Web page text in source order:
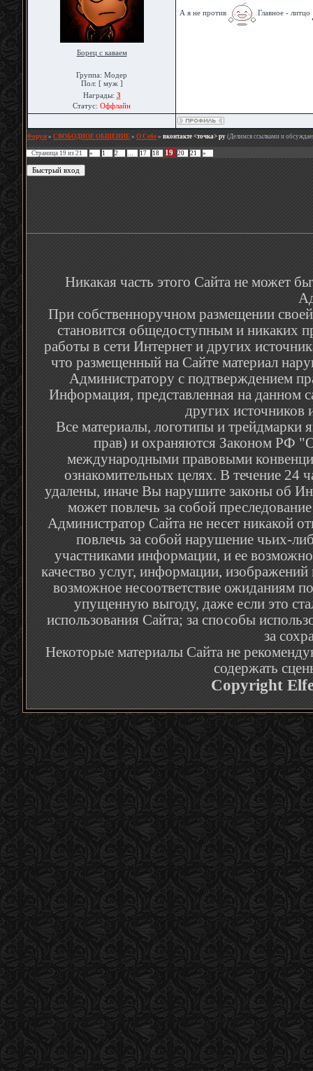
Борец с каваем
Группа: Модер
Пол: [ муж ]
Награды: 3
Статус: Оффлайн
А я не против Главное - литцо
Форум » СВОБОДНОЕ ОБЩЕНИЕ » О Себе » вконтакте <точка> ру (Делимся ссылками и
Страница 19 из 21 « 1 2 … 17 18 19 20 21 »
Никакая часть этого Сайта не может
При собственноручном размещении
становится общедоступным и никаких
работы в сети Интернет и других
что размещенный на Сайте материал
Администратору с подтверждением
Информация, представленная на данном
других
Все материалы, логотипы и трейдмарки
прав) и охраняются Законом РФ
международными правовыми
ознакомительных целях. В течение 24
удалены, иначе Вы нарушите законы об
может повлечь за собой
Администратор Сайта не несет никакой
повлечь за собой нарушение чьих-
участниками информации, и ее
качество услуг, информации,
возможное несоответствие ожиданиям
упущенную выгоду, даже если это
использования Сайта; за способы
за
Некоторые материалы Сайта не
содержать
Copyright